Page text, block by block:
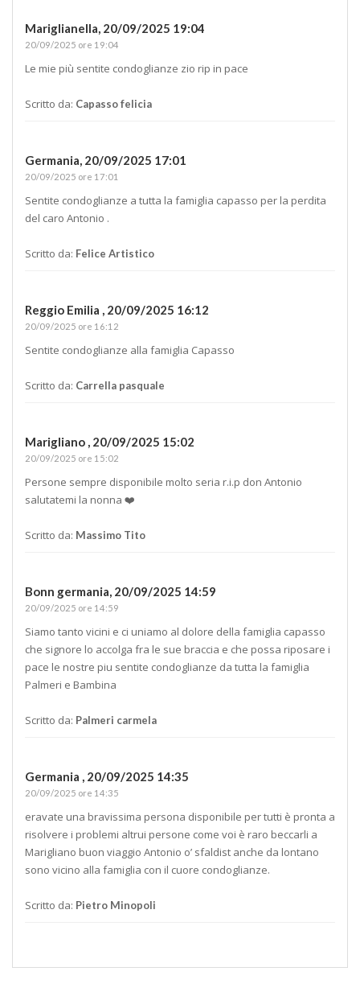
Mariglianella, 20/09/2025 19:04
20/09/2025 ore 19:04
Le mie più sentite condoglianze zio rip in pace
Scritto da: Capasso felicia
Germania, 20/09/2025 17:01
20/09/2025 ore 17:01
Sentite condoglianze a tutta la famiglia capasso per la perdita
del caro Antonio .
Scritto da: Felice Artistico
Reggio Emilia , 20/09/2025 16:12
20/09/2025 ore 16:12
Sentite condoglianze alla famiglia Capasso
Scritto da: Carrella pasquale
Marigliano , 20/09/2025 15:02
20/09/2025 ore 15:02
Persone sempre disponibile molto seria r.i.p don Antonio
salutatemi la nonna ❤️
Scritto da: Massimo Tito
Bonn germania, 20/09/2025 14:59
20/09/2025 ore 14:59
Siamo tanto vicini e ci uniamo al dolore della famiglia capasso
che signore lo accolga fra le sue braccia e che possa riposare i
pace le nostre piu sentite condoglianze da tutta la famiglia
Palmeri e Bambina
Scritto da: Palmeri carmela
Germania , 20/09/2025 14:35
20/09/2025 ore 14:35
eravate una bravissima persona disponibile per tutti è pronta a
risolvere i problemi altrui persone come voi è raro beccarli a
Marigliano buon viaggio Antonio o’ sfaldist anche da lontano
sono vicino alla famiglia con il cuore condoglianze.
Scritto da: Pietro Minopoli